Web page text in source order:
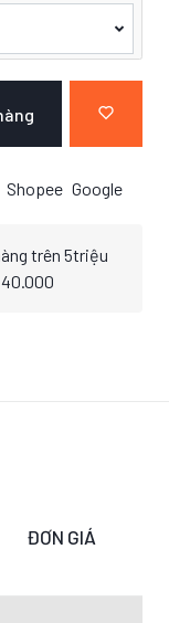
Shopee Google
trên 5triệu
ĐƠN GIÁ